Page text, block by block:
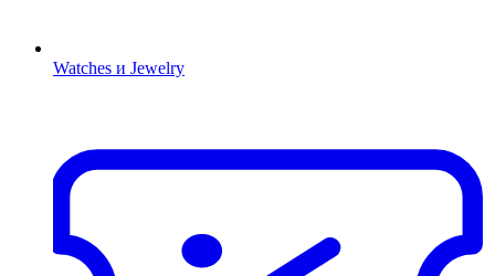
Watches и Jewelry